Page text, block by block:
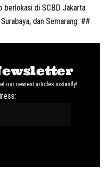
berlokasi di SCBD Jakarta
dan Semarang. ##
our newest articles instantly!